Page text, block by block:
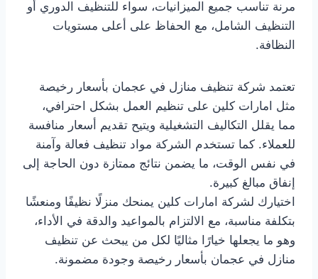
مرنة تناسب جميع الميزانيات، سواء للتنظيف الدوري أو
التنظيف الشامل، مع الحفاظ على أعلى مستويات
النظافة.
تعتمد شركة تنظيف منازل في عجمان بأسعار رخيصة
مثل امارات كلين على تنظيم العمل بشكل احترافي،
مما يقلل التكاليف التشغيلية ويتيح تقديم أسعار منافسة
للعملاء. كما تستخدم الشركة مواد تنظيف فعالة وآمنة
في نفس الوقت، ما يضمن نتائج ممتازة دون الحاجة إلى
إنفاق مبالغ كبيرة.
اختيارك لشركة امارات كلين يمنحك منزلًا نظيفًا ومنعشًا
بتكلفة مناسبة، مع الالتزام بالمواعيد والدقة في الأداء،
وهو ما يجعلها خيارًا مثاليًا لكل من يبحث عن تنظيف
منازل في عجمان بأسعار رخيصة وجودة مضمونة.